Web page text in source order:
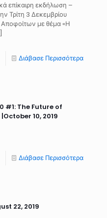
επίκαιρη εκδήλωση –
Τρίτη 3 Δεκεμβρίου
με θέμα «Η
Διάβασε Περισσότερα
#1: The Future of
10, 2019
Διάβασε Περισσότερα
22, 2019